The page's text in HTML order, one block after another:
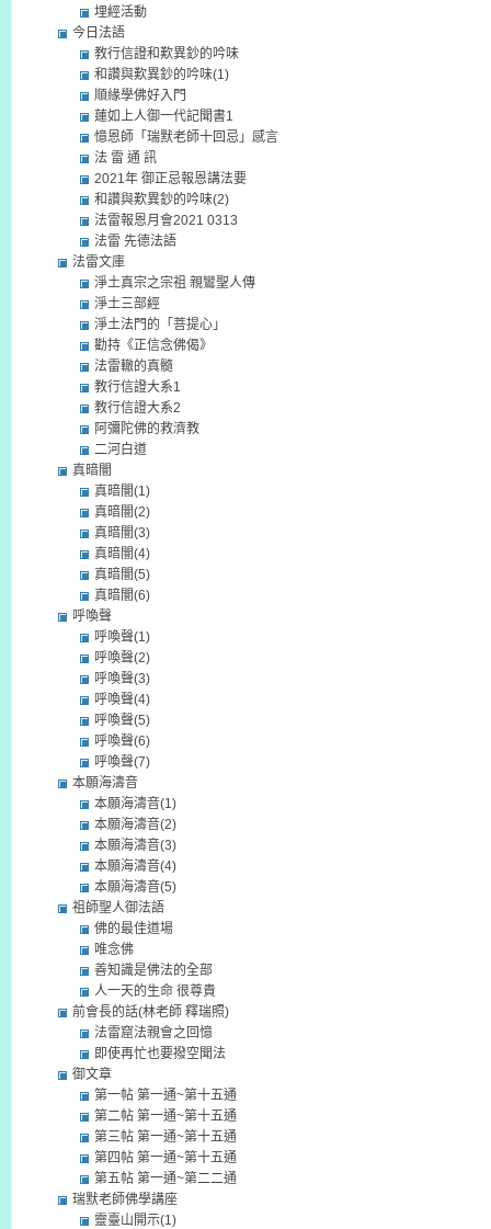
埋經活動
今日法語
教行信證和歎異鈔的吟味
和讚與歎異鈔的吟味(1)
順緣學佛好入門
蓮如上人御一代記聞書1
憶恩師「瑞默老師十回忌」感言
法 雷 通 訊
2021年 御正忌報恩講法要
和讚與歎異鈔的吟味(2)
法雷報恩月會2021 0313
法雷 先德法語
法雷文庫
淨土真宗之宗祖 親鸞聖人傳
淨土三部經
淨土法門的「菩提心」
勸持《正信念佛偈》
法雷轍的真髓
教行信證大系1
教行信證大系2
阿彌陀佛的救濟教
二河白道
真暗闇
真暗闇(1)
真暗闇(2)
真暗闇(3)
真暗闇(4)
真暗闇(5)
真暗闇(6)
呼喚聲
呼喚聲(1)
呼喚聲(2)
呼喚聲(3)
呼喚聲(4)
呼喚聲(5)
呼喚聲(6)
呼喚聲(7)
本願海濤音
本願海濤音(1)
本願海濤音(2)
本願海濤音(3)
本願海濤音(4)
本願海濤音(5)
祖師聖人御法語
佛的最佳道場
唯念佛
善知識是佛法的全部
人一天的生命 很尊貴
前會長的話(林老師 釋瑞照)
法雷窟法親會之回憶
即使再忙也要撥空聞法
御文章
第一帖 第一通~第十五通
第二帖 第一通~第十五通
第三帖 第一通~第十五通
第四帖 第一通~第十五通
第五帖 第一通~第二二通
瑞默老師佛學講座
靈臺山開示(1)